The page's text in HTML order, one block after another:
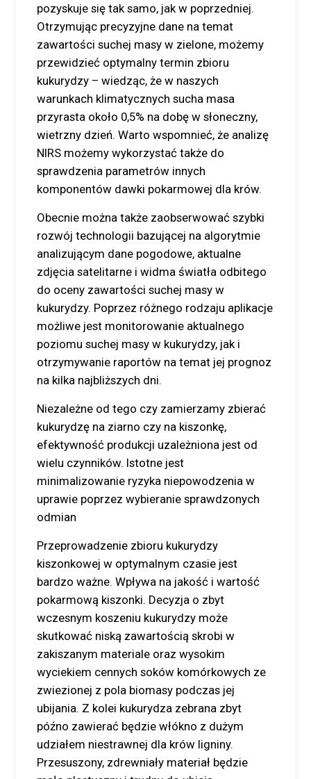
pozyskuje się tak samo, jak w poprzedniej.
Otrzymując precyzyjne dane na temat
zawartości suchej masy w zielone, możemy
przewidzieć optymalny termin zbioru
kukurydzy – wiedząc, że w naszych
warunkach klimatycznych sucha masa
przyrasta około 0,5% na dobę w słoneczny,
wietrzny dzień. Warto wspomnieć, że analizę
NIRS możemy wykorzystać także do
sprawdzenia parametrów innych
komponentów dawki pokarmowej dla krów.
Obecnie można także zaobserwować szybki
rozwój technologii bazującej na algorytmie
analizującym dane pogodowe, aktualne
zdjęcia satelitarne i widma światła odbitego
do oceny zawartości suchej masy w
kukurydzy. Poprzez różnego rodzaju aplikacje
możliwe jest monitorowanie aktualnego
poziomu suchej masy w kukurydzy, jak i
otrzymywanie raportów na temat jej prognoz
na kilka najbliższych dni.
Niezależne od tego czy zamierzamy zbierać
kukurydzę na ziarno czy na kiszonkę,
efektywność produkcji uzależniona jest od
wielu czynników. Istotne jest
minimalizowanie ryzyka niepowodzenia w
uprawie poprzez wybieranie sprawdzonych
odmian
Przeprowadzenie zbioru kukurydzy
kiszonkowej w optymalnym czasie jest
bardzo ważne. Wpływa na jakość i wartość
pokarmową kiszonki. Decyzja o zbyt
wczesnym koszeniu kukurydzy może
skutkować niską zawartością skrobi w
zakiszanym materiale oraz wysokim
wyciekiem cennych soków komórkowych ze
zwiezionej z pola biomasy podczas jej
ubijania. Z kolei kukurydza zebrana zbyt
późno zawierać będzie włókno z dużym
udziałem niestrawnej dla krów ligniny.
Przesuszony, zdrewniały materiał będzie